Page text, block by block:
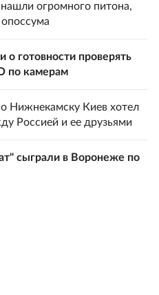
огромного питона,
о готовности проверять
по камерам
Нижнекамску Киев хотел
Россией и ее друзьями
сыграли в Воронеже по